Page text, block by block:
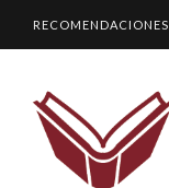
RECOMENDACIONES